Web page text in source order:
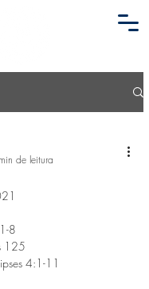
de leitura
8
125
4:1-11